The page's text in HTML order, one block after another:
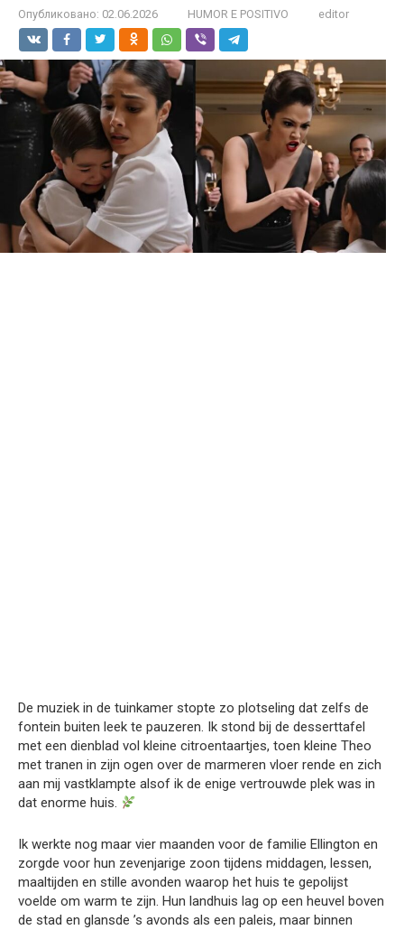
Опубликовано: 02.06.2026 HUMOR E POSITIVO editor
De muziek in de tuinkamer stopte zo plotseling dat zelfs de
fontein buiten leek te pauzeren. Ik stond bij de desserttafel
met een dienblad vol kleine citroentaartjes, toen kleine Theo
met tranen in zijn ogen over de marmeren vloer rende en zich
aan mij vastklampte alsof ik de enige vertrouwde plek was in
dat enorme huis.
Ik werkte nog maar vier maanden voor de familie Ellington en
zorgde voor hun zevenjarige zoon tijdens middagen, lessen,
maaltijden en stille avonden waarop het huis te gepolijst
voelde om warm te zijn. Hun landhuis lag op een heuvel boven
de stad en glansde ’s avonds als een paleis, maar binnen